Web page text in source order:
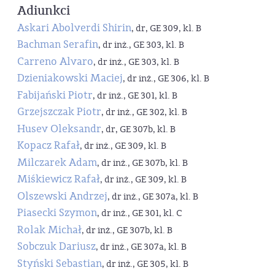
Adiunkci
Askari Abolverdi Shirin, dr, GE 309, kl. B
Bachman Serafin, dr inż., GE 303, kl. B
Carreno Alvaro, dr inż., GE 303, kl. B
Dzieniakowski Maciej, dr inż., GE 306, kl. B
Fabijański Piotr, dr inż., GE 301, kl. B
Grzejszczak Piotr, dr inż., GE 302, kl. B
Husev Oleksandr, dr, GE 307b, kl. B
Kopacz Rafał, dr inż., GE 309, kl. B
Milczarek Adam, dr inż., GE 307b, kl. B
Miśkiewicz Rafał, dr inż., GE 309, kl. B
Olszewski Andrzej, dr inż., GE 307a, kl. B
Piasecki Szymon, dr inż., GE 301, kl. C
Rolak Michał, dr inż., GE 307b, kl. B
Sobczuk Dariusz, dr inż., GE 307a, kl. B
Styński Sebastian, dr inż., GE 305, kl. B